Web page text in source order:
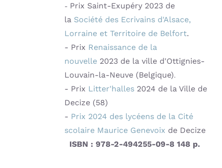
- Prix Saint-Exupéry 2023 de
la Société des Ecrivains d'Alsace,
Lorraine et Territoire de Belfort.
- Prix Renaissance de la
nouvelle 2023 de la ville d'Ottignies-
Louvain-la-Neuve (Belgique).
- Prix Litter'halles 2024 de la Ville de
Decize (58)
- Prix 2024 des lycéens de la Cité
scolaire Maurice Genevoix de Decize
ISBN : 978-2-494255-09-8148 p.